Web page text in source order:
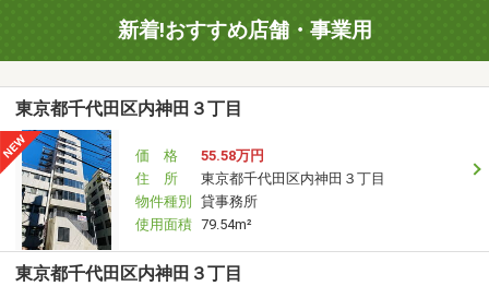
新着!おすすめ店舗・事業用
東京都千代田区内神田３丁目
価 格
55.58万円
住 所
東京都千代田区内神田３丁目
物件種別
貸事務所
使用面積 79.54m²
東京都千代田区内神田３丁目